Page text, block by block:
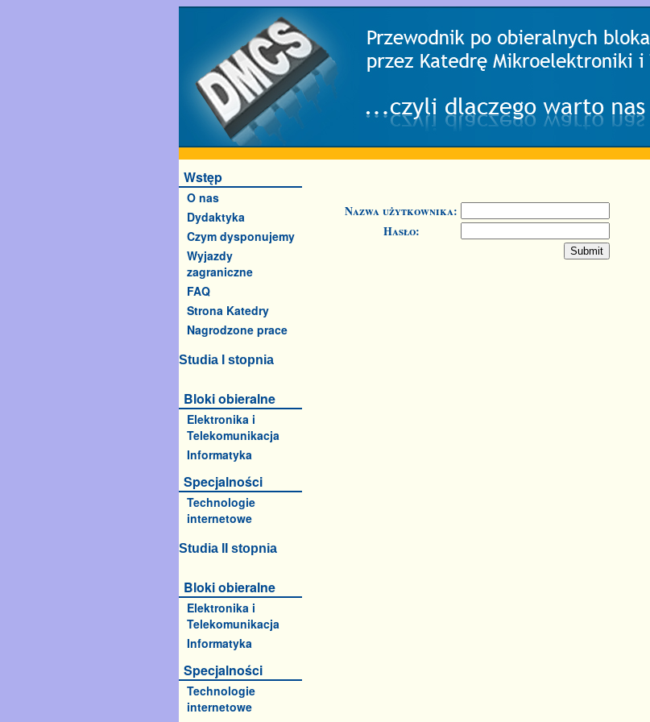
Wstęp
O nas
Dydaktyka
Czym dysponujemy
Wyjazdy
zagraniczne
FAQ
Strona Katedry
Nagrodzone prace
Studia I stopnia
Bloki obieralne
Elektronika i
Telekomunikacja
Informatyka
Specjalności
Technologie
internetowe
Studia II stopnia
Bloki obieralne
Elektronika i
Telekomunikacja
Informatyka
Specjalności
Technologie
internetowe
Nazwa użytkownika:
Hasło: